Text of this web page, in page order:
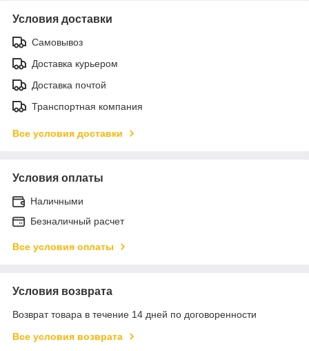
Условия доставки
Самовывоз
Доставка курьером
Доставка почтой
Транспортная компания
Все условия доставки
Условия оплаты
Наличными
Безналичный расчет
Все условия оплаты
Условия возврата
Возврат товара в течение 14 дней по договоренности
Все условия возврата